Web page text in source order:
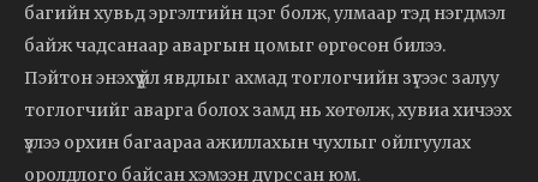
багийн хувьд эргэлтийн цэг болж, улмаар тэд нэгдмэл
байж чадсанаар аваргын цомыг өргөсөн билээ.
Пэйтон энэхүү үйл явдлыг ахмад тоглогчийн зүгээс залуу
тоглогчийг аварга болох замд нь хөтөлж, хувиа хичээх
үзлээ орхин багаараа ажиллахын чухлыг ойлгуулах
оролдлого байсан хэмээн дурссан юм.